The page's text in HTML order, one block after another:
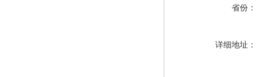
省份：
详细地址：